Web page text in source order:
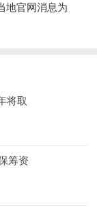
官网消息为
将取
筹资